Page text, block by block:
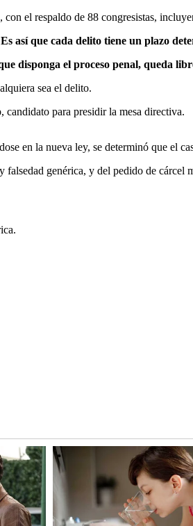
, con el respaldo de 88 congresistas,
Es así que cada delito tiene un plazo
disponga el proceso penal, queda
sea el delito.
candidato para presidir la mesa directiva.
en la nueva ley, se determinó que el
genérica, y del pedido de cárcel